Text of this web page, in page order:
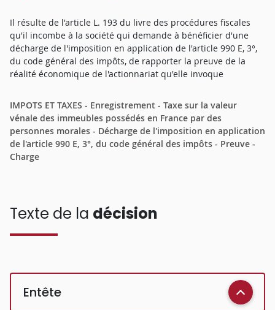
Il résulte de l'article L. 193 du livre des procédures fiscales
qu'il incombe à la société qui demande à bénéficier d'une
décharge de l'imposition en application de l'article 990 E, 3°,
du code général des impôts, de rapporter la preuve de la
réalité économique de l'actionnariat qu'elle invoque
IMPOTS ET TAXES - Enregistrement - Taxe sur la valeur
vénale des immeubles possédés en France par des
personnes morales - Décharge de l'imposition en application
de l'article 990 E, 3°, du code général des impôts - Preuve -
Charge
Texte de la décision
Entête